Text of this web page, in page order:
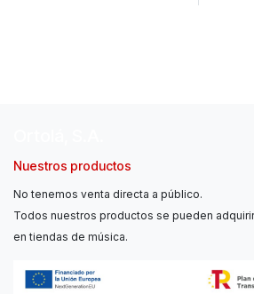
Nuestros productos
No tenemos venta directa a público.
Todos nuestros productos se pueden adquirir
en tiendas de música.